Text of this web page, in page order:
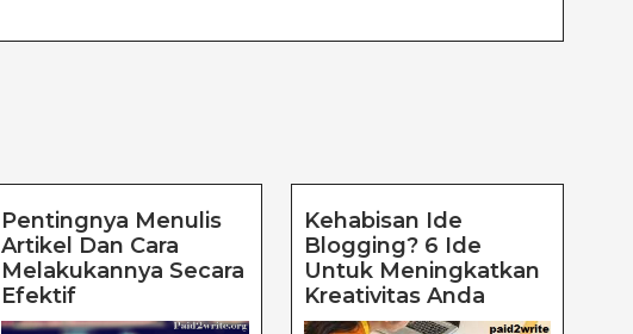
Pentingnya Menulis
Artikel Dan Cara
Melakukannya Secara
EfektifPentingnya
Menulis
Kehabisan Ide
Blogging? 6 Ide
Untuk Meningkatkan
Kreativitas AndaKehabisan
Ide